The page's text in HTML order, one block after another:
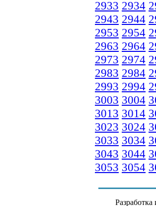
2933 2934
2943 2944
2953 2954
2963 2964
2973 2974
2983 2984
2993 2994
3003 3004
3013 3014
3023 3024
3033 3034
3043 3044
3053 3054